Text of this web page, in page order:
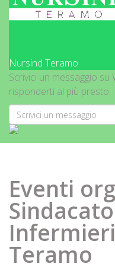
Nursind Teramo
Scrivici un messaggio
risponderti al più presto.
Eventi
Teramo